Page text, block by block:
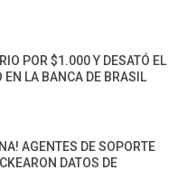
POR $1.000 Y DESATÓ EL
EN LA BANCA DE BRASIL
AGENTES DE SOPORTE
DATOS DE